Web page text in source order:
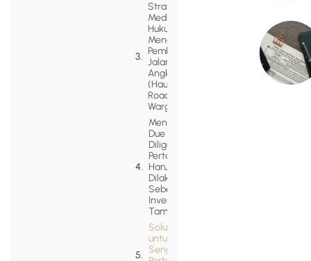
Strategi
Mediasi
Hukum
Menghadapi
Pemblokiran
Jalan
Angkutan
(Hauling
Road) oleh
Warga
Mengapa
Due
Diligence
Pertanahan
Harus
Dilakukan
Sebelum
Investasi
Tambang?
Solusi Legazy
untuk
Sengketa